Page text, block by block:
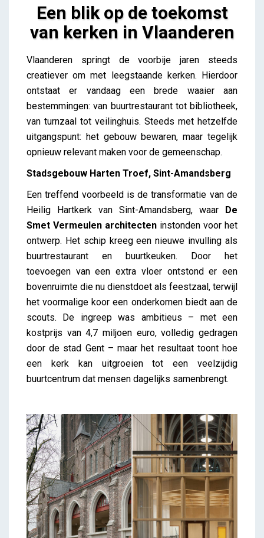
Een blik op de toekomst
van kerken in Vlaanderen
Een blik op de toekomst van kerken in Vlaanderen
Amelie Lammens
Vlaanderen springt de voorbije jaren steeds
creatiever om met leegstaande kerken. Hierdoor
ontstaat er vandaag een brede waaier aan
bestemmingen: van buurtrestaurant tot bibliotheek,
van turnzaal tot veilinghuis. Steeds met hetzelfde
uitgangspunt: het gebouw bewaren, maar tegelijk
opnieuw relevant maken voor de gemeenschap.
Stadsgebouw Harten Troef, Sint-Amandsberg
Een treffend voorbeeld is de transformatie van de
Heilig Hartkerk van Sint-Amandsberg, waar
De
Smet Vermeulen architecten instonden voor het
ontwerp. Het schip kreeg een nieuwe invulling als
buurtrestaurant en buurtkeuken. Door het
toevoegen van een extra vloer ontstond er een
bovenruimte die nu dienstdoet als feestzaal, terwijl
het voormalige koor een onderkomen biedt aan de
scouts. De ingreep was ambitieus – met een
kostprijs van 4,7 miljoen euro, volledig gedragen
door de stad Gent – maar het resultaat toont hoe
een kerk kan uitgroeien tot een veelzijdig
buurtcentrum dat mensen dagelijks samenbrengt.